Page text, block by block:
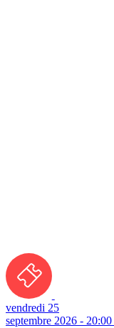
vendredi 25
septembre 2026 - 20:00